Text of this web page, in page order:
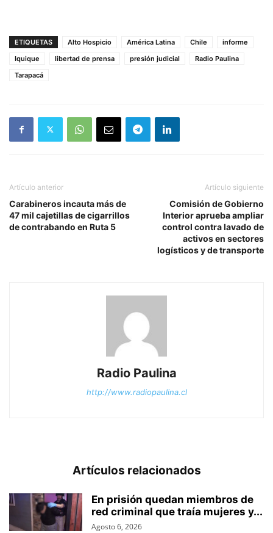
ETIQUETAS Alto Hospicio América Latina Chile
informe
Iquique
libertad de prensa presión judicial
Radio Paulina
Tarapacá
Artículo anterior
Carabineros incauta más de
47 mil cajetillas de cigarrillos
de contrabando en Ruta 5
Artículo siguiente
Comisión de Gobierno
Interior aprueba ampliar
control contra lavado de
activos en sectores
logísticos y de transporte
Radio Paulina
http://www.radiopaulina.cl
Artículos relacionados
En prisión quedan miembros de
red criminal que traía mujeres y...
Agosto 6, 2026